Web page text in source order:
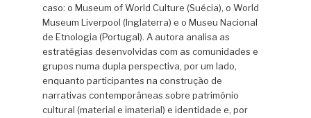
caso: o Museum of World Culture (Suécia), o World
Museum Liverpool (Inglaterra) e o Museu Nacional
de Etnologia (Portugal). A autora analisa as
estratégias desenvolvidas com as comunidades e
grupos numa dupla perspectiva, por um lado,
enquanto participantes na construção de
narrativas contemporâneas sobre património
cultural (material e imaterial) e identidade e, por